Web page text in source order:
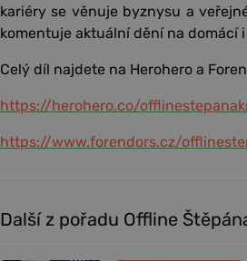
kariéry se věnuje byznysu a
komentuje aktuální dění na domácí
Celý díl najdete na Herohero a
https://herohero.co/
https://www.forendors.cz/
Další z pořadu Offline